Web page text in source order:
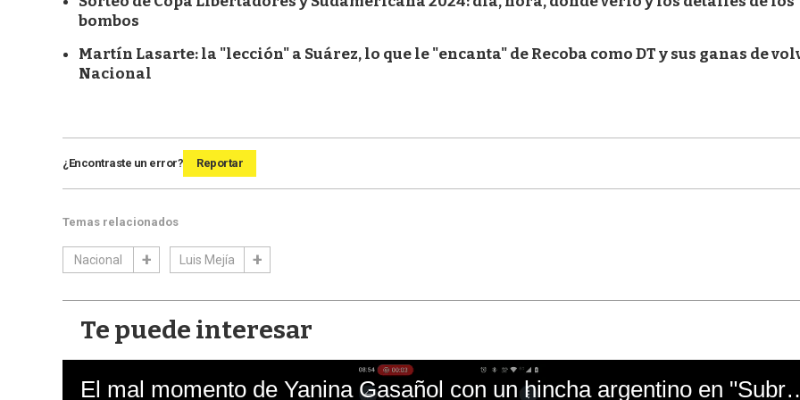
bombos
Martín Lasarte: la "lección" a Suárez, lo que le "encanta" de Recoba como DT y sus ganas de
Nacional
¿Encontraste un error? Reportar
Temas relacionados
Nacional Luis Mejía
Te puede interesar
El mal momento de Yanina